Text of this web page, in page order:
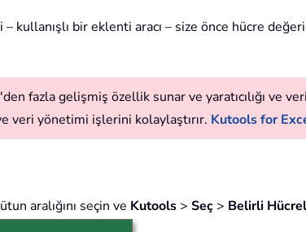
bir eklenti aracı – size önce hücre
fazla gelişmiş özellik sunar ve yaratıcılığı ve
veri yönetimi işlerini kolaylaştırır. Kutools for
aralığını seçin ve Kutools > Seç > Belirli